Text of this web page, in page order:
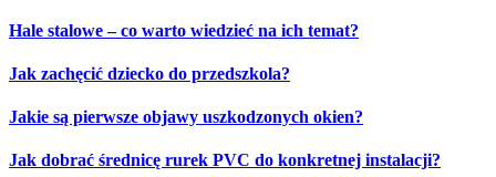
Hale stalowe – co warto wiedzieć na ich temat?
Jak zachęcić dziecko do przedszkola?
Jakie są pierwsze objawy uszkodzonych okien?
Jak dobrać średnicę rurek PVC do konkretnej instalacji?